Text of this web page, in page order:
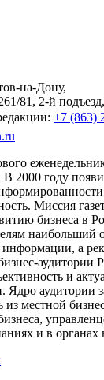
на-Дону,
81, 2-й
+7 (863)
В 2000 году
Миссия
бизнеса в
наибольший
а
аудитории
и
Ядро аудитории
местной
и в органах